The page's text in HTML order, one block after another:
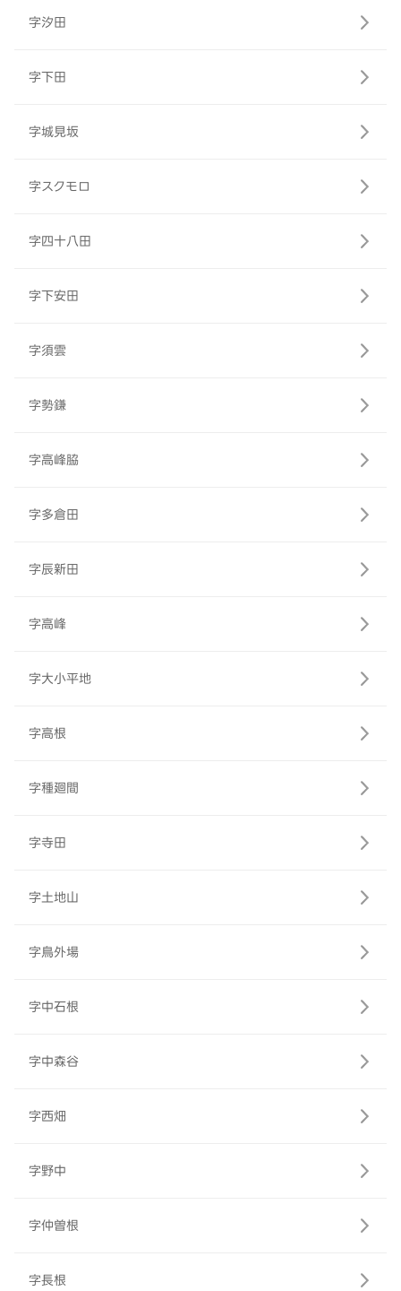
字汐田
字下田
字城見坂
字スクモロ
字四十八田
字下安田
字須雲
字勢鎌
字高峰脇
字多倉田
字辰新田
字高峰
字大小平地
字高根
字種廻間
字寺田
字土地山
字鳥外場
字中石根
字中森谷
字西畑
字野中
字仲曽根
字長根